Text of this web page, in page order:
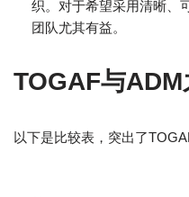
织。对于希望采用清晰、
团队尤其有益。
TOGAF与
以下是比较表，突出了